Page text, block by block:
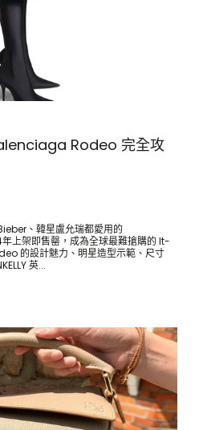
Rodeo 完全攻
、韓星盧允瑞都愛用的
架即售罄，成為全球最難搶購的 It-
的設計魅力、明星造型示範、尺寸
英...
2026｜Beyoncé、Sabrina